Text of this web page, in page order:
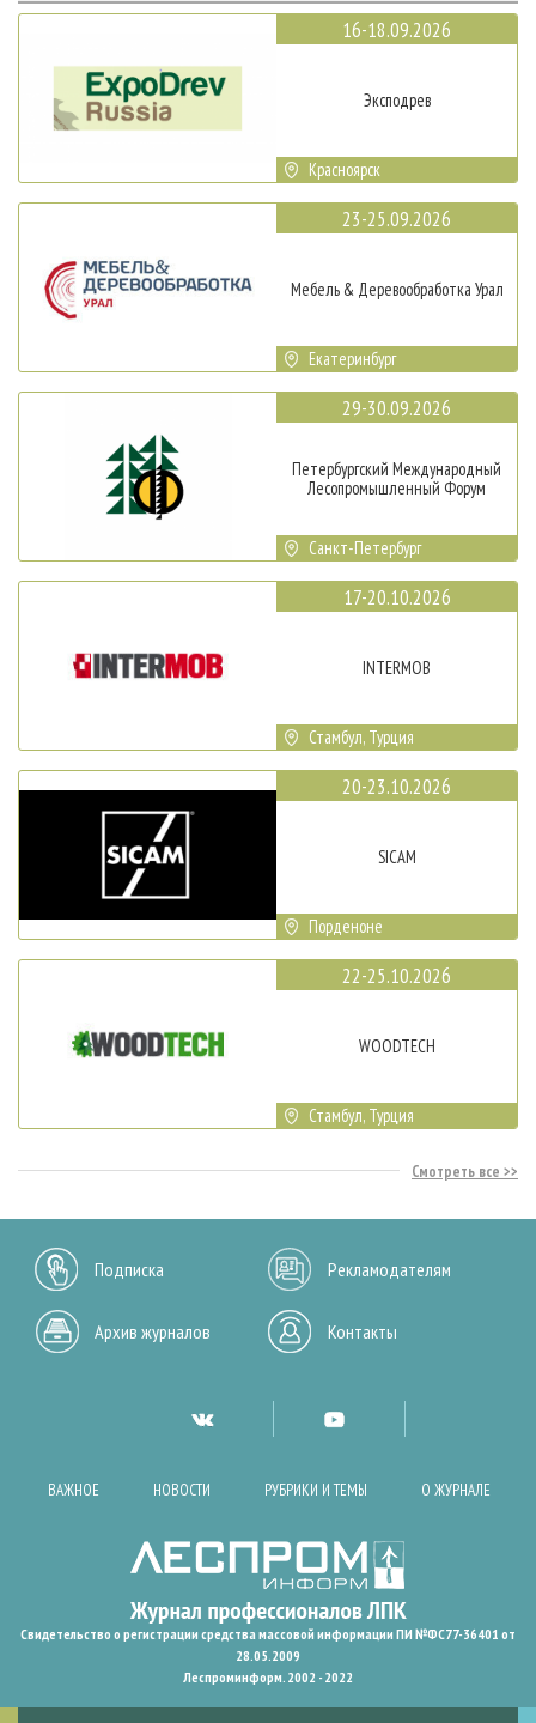
16-18.09.2026
Эксподрев
Красноярск
23-25.09.2026
Мебель & Деревообработка Урал
Екатеринбург
29-30.09.2026
Петербургский Международный
Лесопромышленный Форум
Санкт-Петербург
17-20.10.2026
INTERMOB
Стамбул, Турция
20-23.10.2026
SICAM
Порденоне
22-25.10.2026
WOODTECH
Стамбул, Турция
Смотреть все
Подписка Рекламодателям
Архив журналов Контакты
ВАЖНОЕ НОВОСТИ РУБРИКИ И ТЕМЫ О ЖУРНАЛЕ
Свидетельство о регистрации средства массовой информации ПИ №ФС77-36401 от
28.05.2009
Леспроминформ. 2002 - 2022